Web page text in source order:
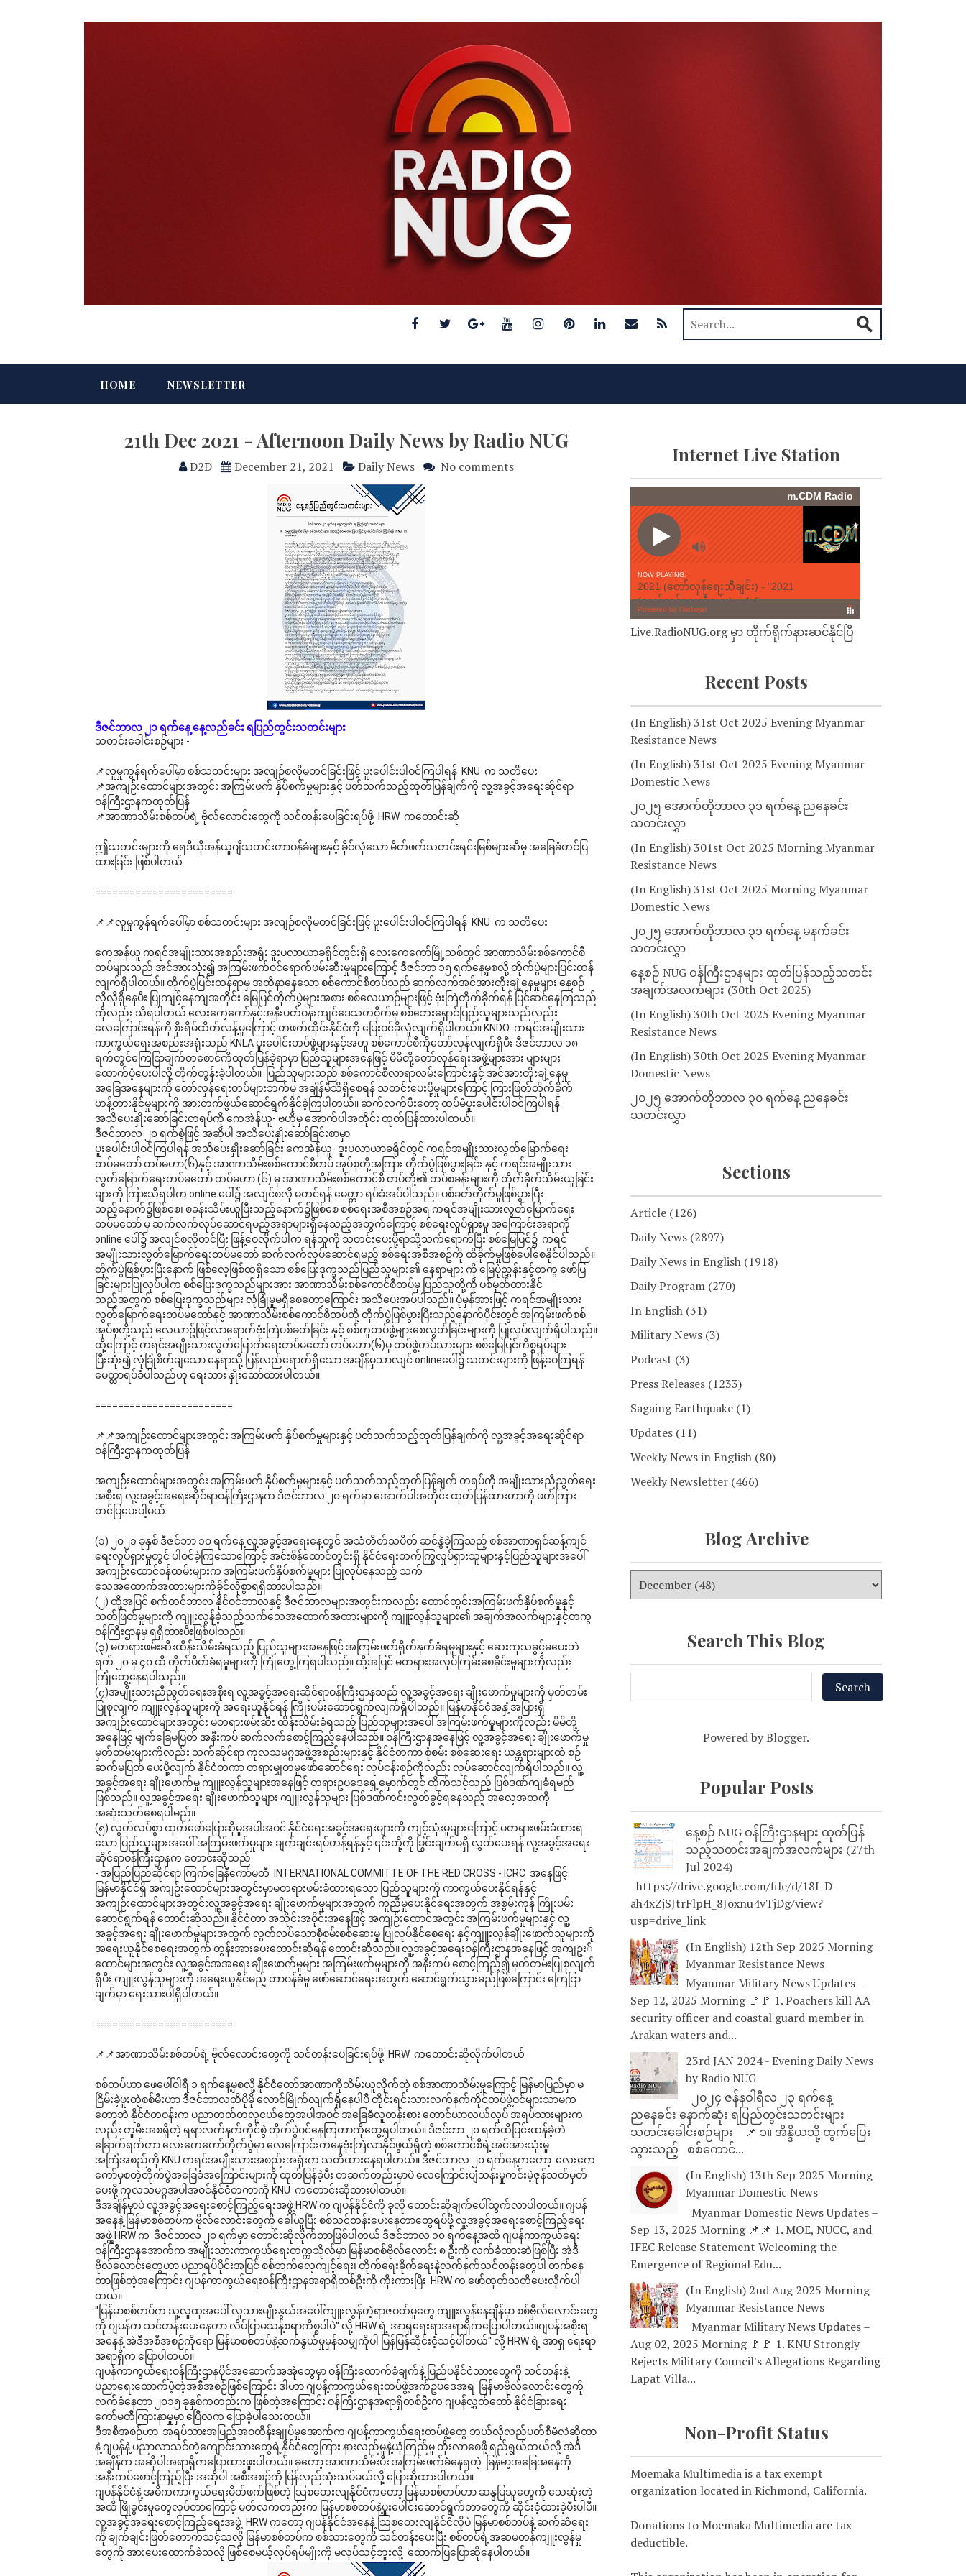
HOME NEWSLETTER
21th Dec 2021 - Afternoon Daily News by Radio NUG
D2D December 21, 2021 Daily News No comments
ဒီဇင်ဘာလ ၂၁ ရက်နေ့ နေ့လည်ခင်း ရပြည်တွင်းသတင်းများ
သတင်းခေါင်းစဉ်များ -
📌လူမှုကွန်ရက်ပေါ်မှာ စစ်သတင်းများ အလျဉ်စလိုမတင်ခြင်းဖြင့် ပူးပေါင်းပါဝင်ကြပါရန်  KNU  က သတိပေး
📌အကျဉ််းထောင်များအတွင်း အကြမ်းဖက် နှိပ်စက်မှုများနှင့် ပတ်သက်သည့်ထုတ်ပြန်ချက်ကို လူ့အခွင့်အရေးဆိုင်ရာ
ဝန်ကြီးဌာနကထုတ်ပြန်
📌အာဏာသိမ်းစစ်တပ်ရဲ့ ဗိုလ်လောင်းတွေကို သင်တန်းပေခြင်းရပ်ဖို့  HRW  ကတောင်းဆို
ဤသတင်းများကို ရေဒီယိုအန်ယူဂျီသတင်းတာဝန်ခံများနှင့် ခိုင်လုံသော မိတ်ဖက်သတင်းရင်းမြစ်များဆီမှ အခြေခံတင်ပြ
ထားခြင်း ဖြစ်ပါတယ်
========================
📌📌လူမှုကွန်ရက်ပေါ်မှာ စစ်သတင်းများ အလျဉ်စလိုမတင်ခြင်းဖြင့် ပူးပေါင်းပါဝင်ကြပါရန်  KNU  က သတိပေး
ကေအန်ယူ ကရင်အမျိုးသားအစည်းအရုံး ဒူးပလာယာခရိုင်တွင်းရှိ လေးကေကော်မြို့သစ်တွင် အာဏာသိမ်းစစ်ကောင်စီ
တပ်များသည် အင်အားသုံး၍ အကြမ်းဖက်ဝင်ရောက်ဖမ်းဆီးမှုများကြောင့် ဒီဇင်ဘာ ၁၅ ရက်နေ့မှစလို့ တိုက်ပွဲများပြင်းထန်
လျက်ရှိပါတယ်။ တိုက်ပွဲပြင်းထန်ရာမှ အထိနာနေသော စစ်ကောင်စီတပ်သည် ဆက်လက်အင်အားတိုးချဲ့နေမှုများ နေ့စဉ်
လိုလိုရှိနေပီး ပြုကျင့်နေကျအတိုင်း မြေပြင်တိုက်ပွဲများအစား စစ်လေယာဉ်များဖြင့် ဗုံးကြဲတိုက်ခိုက်ရန် ပြင်ဆင်နေကြသည်
ကိုလည်း သိရပါတယ် လေးကေ့ကော်နှင့်အနီးပတ်ဝန်းကျင်ဒေသတဝိုက်မှ စစ်ဘေးရှောင်ပြည်သူများသည်လည်း
လေကြောင်းရန်ကို စိုးရိမ်ထိတ်လန့်မှုကြောင့် တဖက်ထိုင်းနိုင်ငံကို ပြေးဝင်ခိုလှုံလျက်ရှိပါတယ်။ KNDO  ကရင်အမျိုးသား
ကာကွယ်ရေးအစည်းအရုံးသည် KNLA ပူးပေါင်းတပ်ဖွဲ့များနှင့်အတူ စစ်ကောင်စီကိုတော်လှန်လျက်ရှိပီး ဒီဇင်ဘာလ ၁၈
ရက်တွင်ကြေငြာချက်တစောင်ကိုထုတ်ပြန်ခဲ့ရာမှာ ပြည်သူများအနေဖြင့် မိမိတို့တော်လှန်ရေးအဖွဲ့များအား များများ
ထောက်ပံ့ပေးပါလို့ တိုက်တွန်းခဲ့ပါတယ်။  ပြည်သူများသည် စစ်ကောင်စီလာရာလမ်းကြောင်းနှင့် အင်အားတိုးချဲ့နေမှု
အခြေအနေများကို တော်လှန်ရေးတပ်များဘက်မှ အချိန်မီသိရှိစေရန် သတင်းပေးပို့မှုများကြောင့် ကြားဖြတ်တိုက်ခိုက်
ဟန့်တားနိုင်မှုများကို အားတက်ဖွယ်ဆောင်ရွက်နိုင်ခဲ့ကြပါတယ်။ ဆက်လက်ပီးတော့ ထပ်မံပူးပေါင်းပါဝင်ကြပါရန်
အသိပေးနှိုးဆော်ခြင်းတရပ်ကို ကေအဲန်ယူ- ဗဟိုမှ အောက်ပါအတိုင်း ထုတ်ပြန်ထားပါတယ်။
ဒီဇင်ဘာလ ၂၀ ရက်စွဲဖြင့် အဆိုပါ အသိပေးနှိုးဆော်ခြင်းစာမှာ
ပူးပေါင်းပါဝင်ကြပါရန် အသိပေးနှိုးဆော်ခြင်း ကေအဲန်ယူ- ဒူးပလာယာခရိုင်တွင် ကရင်အမျိုးသားလွတ်မြောက်ရေး
တပ်မတော် တပ်မဟာ(၆)နှင့် အာဏာသိမ်းစစ်ကောင်စီတပ် အုပ်စုတို့အကြား တိုက်ပွဲဖြစ်ပွားခြင်း နှင့် ကရင်အမျိုးသား
လွတ်မြောက်ရေးတပ်မတော် တပ်မဟာ (၆) မှ အာဏာသိမ်းစစ်ကောင်စီ တပ်တို့၏ တပ်စခန်းများကို တိုက်ခိုက်သိမ်းယူခြင်း
များကို ကြားသိရပါက online ပေါ်၌ အလျင်စလို မတင်ရန် မေတ္တာ ရပ်ခံအပ်ပါသည်။ ပစ်ခတ်တိုက်မှုဖြစ်ပွားပြီး
သည့်နောက်၌ဖြစ်စေ၊ စခန်းသိမ်းယူပြီးသည့်နောက်၌ဖြစ်စေ စစ်ရေးအစီအစဥ်အရ ကရင်အမျိုးသားလွတ်မြောက်ရေး
တပ်မတော် မှ ဆက်လက်လုပ်ဆောင်ရမည့်အရာများရှိနေသည့်အတွက်ကြောင့် စစ်ရေးလှုပ်ရှားမှု အကြောင်းအရာကို
online ပေါ်၌ အလျင်စလိုတင်ပြီး ဖြန့်ဝေလိုက်ပါက ရန်သူကို သတင်းပေးပို့ရာသို့သက်ရောက်ပြီး စစ်မြေပြင်၌  ကရင်
အမျိုးသားလွတ်မြောက်ရေးတပ်မတော် ဆက်လက်လုပ်ဆောင်ရမည့် စစ်ရေးအစီအစဥ်ကို ထိခိုက်မှုဖြစ်ပေါ်စေနိုင်ပါသည်။
တိုက်ပွဲဖြစ်ပွားပြီးနောက် ဖြစ်လေ့ဖြစ်ထရှိသော စစ်ပြေးဒုက္ခသည်ပြည်သူများ၏ နေရာများ ကို မြေပုံညွှန်းနှင့်တကွ ဖော်ပြ
ခြင်းများပြုလုပ်ပါက စစ်ပြေးဒုက္ခသည်များအား အာဏာသိမ်းစစ်ကောင်စီတပ်မှ ပြည်သူတို့ကို ပစ်မှတ်ထားနိုင်
သည့်အတွက် စစ်ပြေးဒုက္ခသည်များ လုံခြုံမှုမရှိစေတော့ကြောင်း အသိပေးအပ်ပါသည်။ ပုံမှန်အားဖြင့် ကရင်အမျိုးသား
လွတ်မြောက်ရေးတပ်မတော်နှင့် အာဏာသိမ်းစစ်ကောင်စီတပ်တို့ တိုက်ပွဲဖြစ်ပွားပြီးသည့်နောက်ပိုင်းတွင် အကြမ်းဖက်စစ်
အုပ်စုတို့သည် လေယာဥ်ဖြင့်လာရောက်ဗုံးကြဲပစ်ခတ်ခြင်း နှင့် စစ်ကူတပ်ဖွဲ့များစေလွတ်ခြင်းများကို ပြုလုပ်လျက်ရှိပါသည်။
ထို့ကြောင့် ကရင်အမျိုးသားလွတ်မြောက်ရေးတပ်မတော် တပ်မဟာ(၆)မှ တပ်ဖွဲ့တပ်သားများ စစ်မြေပြင်ကိစ္စရပ်များ
ပြီးဆုံး၍ လုံခြုံစိတ်ချသော နေရာသို့ ပြန်လည်ရောက်ရှိသော အချိန်မှသာလျင် onlineပေါ်၌ သတင်းများကို ဖြန့်ဝေကြရန်
မေတ္တာရပ်ခံပါသည်ဟု ရေးသား နှိုးဆော်ထားပါတယ်။
========================
📌📌အကျဉ််းထောင်များအတွင်း အကြမ်းဖက် နှိပ်စက်မှုများနှင့် ပတ်သက်သည့်ထုတ်ပြန်ချက်ကို လူ့အခွင့်အရေးဆိုင်ရာ
ဝန်ကြီးဌာနကထုတ်ပြန်
အကျဉ််းထောင်များအတွင်း အကြမ်းဖက် နှိပ်စက်မှုများနှင့် ပတ်သက်သည့်ထုတ်ပြန်ချက် တရပ်ကို အမျိုးသားညီညွတ်ရေး
အစိုးရ လူ့အခွင့်အရေးဆိုင်ရာဝန်ကြီးဌာနက ဒီဇင်ဘာလ ၂၀ ရက်မှာ အောက်ပါအတိုင်း ထုတ်ပြန်ထားတာကို ဖတ်ကြား
တင်ပြပေးပါ့မယ်
(၁) ၂၀၂၁ ခုနှစ် ဒီဇင်ဘာ ၁၀ ရက်နေ့ လူ့အခွင့်အရေးနေ့တွင် အသံတိတ်သပိတ် ဆင်နွှဲခဲ့ကြသည့် စစ်အာဏာရှင်ဆန့်ကျင်
ရေးလှုပ်ရှားမှုတွင် ပါဝင်ခဲ့ကြသောကြောင့် အင်းစိန်ထောင်တွင်းရှိ နိုင်ငံရေးတက်ကြွလှုပ်ရှားသူများနှင့်ပြည်သူများအပေါ်
အကျဉ်းထောင်ဝန်ထမ်းများက အကြမ်းဖက်နှိပ်စက်မှုများ ပြုလုပ်နေသည့် သက်
သေအထောက်အထားများကိုခိုင်လုံစွာရရှိထားပါသည်။
(၂) ထို့အပြင် စက်တင်ဘာလ နိုင်ဝင်ဘာလနှင့် ဒီဇင်ဘာလများအတွင်းကလည်း ထောင်တွင်းအကြမ်းဖက်နှိပ်စက်မှုနှင့်
သတ်ဖြတ်မှုများကို ကျူးလွန်ခဲ့သည့်သက်သေအထောက်အထားများကို ကျူးလွန်သူများ၏ အချက်အလက်များနှင့်တကွ
ဝန်ကြီးဌာနမှ ရရှိထားပီးဖြစ်ပါသည်။
(၃) မတရားဖမ်းဆီးထိန်းသိမ်းခံရသည့် ပြည်သူများအနေဖြင့် အကြမ်းဖက်ရိုက်နှက်ခံရမှုများနှင့် ဆေးကုသခွင့်မပေးဘဲ
ရက် ၂၀ မှ ၄၀ ထိ တိုက်ပိတ်ခံရမှုများကို ကြုံတွေ့ကြရပါသည်။ ထို့အပြင် မတရားအလုပ်ကြမ်းစေခိုင်းမှုများကိုလည်း
ကြုံတွေ့နေရပါသည်။
(၄)အမျိုးသားညီညွတ်ရေးအစိုးရ လူ့အခွင့်အရေးဆိုင်ရာဝန်ကြီးဌာနသည် လူ့အခွင့်အရေး ချိုးဖောက်မှုများကို မှတ်တမ်း
ပြုစုလျက် ကျူးလွန်သူများကို အရေးယူနိုင်ရန် ကြိုးပမ်းဆောင်ရွက်လျက်ရှိပါသည်။ မြန်မာနိုင်ငံအနှံ့အပြားရှိ
အကျဉ်းထောင်များအတွင်း မတရားဖမ်းဆီး ထိန်းသိမ်းခံရသည့် ပြည်သူများအပေါ် အကြမ်းဖက်မှုများကိုလည်း မိမိတို့
အနေဖြင့် မျက်ခြေမပြတ် အနီးကပ် ဆက်လက်စောင့်ကြည့်နေပါသည်။ ဝန်ကြီးဌာနအနေဖြင့် လူ့အခွင့်အရေး ချိုးဖောက်မှု
မှတ်တမ်းများကိုလည်း သက်ဆိုင်ရာ ကုလသမဂ္ဂအဖွဲ့အစည်းများနှင့် နိုင်ငံတကာ စုံစမ်း စစ်ဆေးရေး ယန္တရားများထံ စဉ်
ဆက်မပြတ် ပေးပို့လျက် နိုင်ငံတကာ တရားမျှတမှုဖော်ဆောင်ရေး လုပ်ငန်းစဉ်ကိုလည်း လုပ်ဆောင်လျက်ရှိပါသည်။ လူ့
အခွင့်အရေး ချိုးဖောက်မှု ကျူးလွန်သူများအနေဖြင့် တရားဥပဒေရှေ့မှောက်တွင် ထိုက်သင့်သည့် ပြစ်ဒဏ်ကျခံရမည်
ဖြစ်သည်။ လူ့အခွင့်အရေး ချိုးဖောက်သူများ ကျူးလွန်သူများ ပြစ်ဒဏ်ကင်းလွတ်ခွင့်ရနေသည့် အလေ့အထကို
အဆုံးသတ်စေရပါမည်။
(၅) လွတ်လပ်စွာ ထုတ်ဖော်ပြောဆိုမှုအပါအဝင် နိုင်ငံရေးအခွင့်အရေးများကို ကျင့်သုံးမှုများကြောင့် မတရားဖမ်းခံထားရ
သော ပြည်သူများအပေါ် အကြမ်းဖက်မှုများ ချက်ချင်းရပ်တန့်ရန်နှင့် ၎င်းတို့ကို ခြွင်းချက်မရှိ လွှတ်ပေးရန် လူ့အခွင့်အရေး
ဆိုင်ရာဝန်ကြီးဌာနက တောင်းဆိုသည်
- အပြည်ပြည်ဆိုင်ရာ ကြက်ခြေနီကော်မတီ  INTERNATIONAL COMMITTE OF THE RED CROSS - ICRC  အနေဖြင့်
မြန်မာနိုင်ငံရှိ အကျဥ်းထောင်များအတွင်းမှာမတရားဖမ်းခံထားရသော ပြည်သူများကို ကာကွယ်ပေးနိုင်ရန်နှင့်
အကျဉ်းထောင်များအတွင်းလူ့အခွင့်အရေး ချိုးဖောက်မှုများအတွက် ကူညီမှုပေးနိုင်ရေးအတွက် အစွမ်းကုန် ကြိုးပမ်း
ဆောင်ရွက်ရန် တောင်းဆိုသည်။ နိုင်ငံတာ အသိုင်းအဝိုင်းအနေဖြင့် အကျဉ်းထောင်အတွင်း အကြမ်းဖက်မှုများနှင့် လူ့
အခွင့်အရေး ချိုးဖောက်မှုများအတွက် လွတ်လပ်သောစုံစမ်းစစ်ဆေးမှု ပြုလုပ်နိုင်စေရေး နှင့်ကျူးလွန်ချိုးဖောက်သူများကို
အရေးယူနိုင်စေရေးအတွက် တွန်းအားပေးတောင်းဆိုရန် တောင်းဆိုသည်။ လူ့အခွင့်အရေးဝန်ကြီးဌာနအနေဖြင့် အကျဥး်
ထောင်များအတွင်း လူ့အခွင့်အအရေး ချိုးဖောက်မှုများ အကြမ်းဖက်မှုများကို အနီးကပ် စောင့်ကြည့်၍ မှတ်တမ်းပြုစုလျက်
ရှိပီး ကျူးလွန်သူများကို အရေးယူနိုင်မည့် တာဝန်ခံမှု ဖော်ဆောင်ရေးအတွက် ဆောင်ရွက်သွားမည်ဖြစ်ကြောင်း ကြေငြာ
ချက်မှာ ရေးသားပါရှိပါတယ်။
========================
📌📌အာဏာသိမ်းစစ်တပ်ရဲ့ ဗိုလ်လောင်းတွေကို သင်တန်းပေခြင်းရပ်ဖို့  HRW  ကတောင်းဆိုလိုက်ပါတယ်
စစ်တပ်ဟာ ဖေဖေါ်ဝါရီ ၁ ရက်နေ့မှစလို့ နိုင်ငံတော်အာဏာကိုသိမ်းယူလိုက်တဲ့ စစ်အာဏာသိမ်းမှုကြောင့် မြန်မာပြည်မှာ မ
ငြိမ်းခဲ့ဖူးတဲ့စစ်မီးဟာ ဒီဇင်ဘာလထိပိုမို လောင်မြိုက်လျက်ရှိနေပါပီ တိုင်းရင်းသားလက်နက်ကိုင်တပ်ဖွဲ့ဝင်များသာမက
တော့ဘဲ နိုင်ငံတဝန်းက ပညာတတ်တလူငယ်တွေအပါအဝင် အခြေခံလူတန်းစား တောင်ယာလယ်လုပ် အရပ်သားများက
လည်း တူမီးအစရှိတဲ့ ရရာလက်နက်ကိုင်စွဲ တိုက်ပွဲဝင်နေကြတာကိုတွေ့ရပါတယ်။ ဒီဇင်ဘာ ၂၀ ရက်ထိပြင်းထန်ခဲ့တဲ
ခြောက်ရက်တာ လေးကေကော်တိုက်ပွဲမှာ လေကြောင်းကနေဗုံးကြဲလာနိုင်ဖွယ်ရှိတဲ့ စစ်ကောင်စီရဲ့အင်အားသုံးမှု
အကြံအစည်ကို KNU ကရင်အမျိုးသားအစည်းအရုံးက သတိထားနေရပါတယ်။ ဒီဇင်ဘာလ ၂၀ ရက်နေ့ကတော့  လေးကေ
ကော်မှစတဲ့တိုက်ပွဲအခြေခံအကြောင်းများကို ထုတ်ပြန်ခဲ့ပီး တဆက်တည်းမှာပဲ လေကြောင်းပျံသန်းမှုကင်းမဲ့ဇုန်သတ်မှတ်
ပေးဖို့ ကုလသမဂ္ဂအပါအဝင်နိုင်ငံတကာကို KNU  ကတောင်းဆိုထားပါတယ်။
ဒီအချိန်မှာပဲ လူ့အခွင့်အရေးစောင့်ကြည့်ရေးအဖွဲ့ HRW က ဂျပန်နိုင်ငံကို ခုလို တောင်းဆိုချက်ပေါ်ထွက်လာပါတယ်။ ဂျပန်
အနေနဲ့ မြန်မာစစ်တပ်က ဗိုလ်လောင်းတွေကို ခေါ်ယူပြီး စစ်သင်တန်းပေးနေတာတွေရပ်ဖို့ လူ့အခွင့်အရေးစောင့်ကြည့်ရေး
အဖွဲ့ HRW က  ဒီဇင်ဘာလ ၂၀ ရက်မှာ တောင်းဆိုလိုက်တာဖြစ်ပါတယ် ဒီဇင်ဘာလ ၁၀ ရက်နေ့အထိ ဂျပန်ကာကွယ်ရေး
ဝန်ကြီးဌာနအောက်က အမျိုးသားကာကွယ်ရေးတက္ကသိုလ်မှာ မြန်မာစစ်ဗိုလ်လောင်း ၈ ဦးကို လက်ခံထားဆဲဖြစ်ပြီး အဲဒီ
ဗိုလ်လောင်းတွေဟာ ပညာရပ်ပိုင်းအပြင် စစ်ဘက်လေ့ကျင့်ရေး၊ တိုက်ရေးခိုက်ရေးနဲ့လက်နက်သင်တန်းတွေပါ တက်နေ
တာဖြစ်တဲ့အကြောင်း ဂျပန်ကာကွယ်ရေးဝန်ကြီးဌာနအရာရှိတစ်ဦးကို ကိုးကားပြီး  HRW က ဖော်ထုတ်သတိပေးလိုက်ပါ
တယ်။
''မြန်မာစစ်တပ်က သူ့လူထုအပေါ် လူသားမျိုးနွယ်အပေါ်ကျူးလွန်တဲ့ရာဇဝတ်မှုတွေ ကျူးလွန်နေချိန်မှာ စစ်ဗိုလ်လောင်းတွေ
ကို ဂျပန်က သင်တန်းပေးနေတာ လိပ်ပြာမသန့်စရာကိစ္စပါပဲ'' လို့ HRW ရဲ့ အာရှရေးရာအရာရှိကပြောပါတယ်။ဂျပန်အစိုးရ
အနေနဲ့ အဲဒီအစီအစဉ်ကိုရော မြန်မာစစ်တပ်နဲ့ဆက်နွယ်မှုမှန်သမျှကိုပါ မြန်မြန်ဆိုင်းငံ့သင့်ပါတယ်'' လို့ HRW ရဲ့ အာရှ ရေးရာ
အရာရှိက ပြောပါတယ်။
ဂျပန်ကာကွယ်ရေးဝန်ကြီးဌာနပိုင်အဆောက်အအုံတွေမှာ ဝန်ကြီးထောက်ခံချက်နဲ့ ပြည်ပနိုင်ငံသားတွေကို သင်တန်းနဲ့
ပညာရေးထောက်ပံ့တဲ့အစီအစဉ်ဖြစ်ကြောင်း ဒါဟာ ဂျပန့်ကာကွယ်ရေးတပ်ဖွဲ့အက်ဥပဒေအရ  မြန်မာဗိုလ်လောင်းတွေကို
လက်ခံနေတာ ၂၀၁၅ ခုနှစ်ကတည်းက ဖြစ်တဲ့အကြောင်း ဝန်ကြီးဌာနအရာရှိတစ်ဦးက ဂျပန်လွှတ်တော် နိုင်ငံခြားရေး
ကော်မတီကြားနာမှုမှာ ဧပြီလက ပြောခဲ့ပါသေးတယ်။
ဒီအစီအစဉ်ဟာ  အရပ်သားအပြည့်အဝထိန်းချုပ်မှုအောက်က ဂျပန့်ကာကွယ်ရေးတပ်ဖွဲ့တွေ ဘယ်လိုလည်ပတ်စီမံလဲဆိုတာ
နဲ့ ဂျပန်နဲ့ ပညာလာသင်တဲ့ကျောင်းသားတွေရဲ့နိုင်ငံတွေကြား နားလည်မှုနဲ့ယုံကြည်မှု တိုးလာစေဖို့ ရည်ရွယ်တယ်လို့ အဲဒီ
အချိန်က အဆိုပါအရာရှိကပြောထားဖူးပါတယ်။ ခုတော့ အာဏာသိမ်းပီး အကြမ်းဖက်ခံနေရတဲ့  မြန်မာ့အခြေအနေကို
အနီးကပ်စောင့်ကြည့်ပြီး အဆိုပါ အစီအစဥ်ကို ပြန်လည်သုံးသပ်မယ်လို့ ပြောဆိုထားပါတယ်။
ဂျပန်နိုင်ငံနဲ့ အဓိကကာကွယ်ရေးမိတ်ဖက်ဖြစ်တဲ့ သြစတေးလျနိုင်ငံကတော့ မြန်မာစစ်တပ်ဟာ ဆန္ဒပြသူတွေကို သေဆုံးတဲ့
အထိ ဖြိုခွင်းမှုတွေလုပ်တာကြောင့် မတ်လကတည်းက မြန်မာစစ်တပ်နဲ့ပူးပေါင်းဆောင်ရွက်တာတွေကို ဆိုင်းငံ့ထားခဲ့ပီးပါပီ။
လူ့အခွင့်အရေးစောင့်ကြည့်ရေးအဖွဲ့  HRW ကတော့ ဂျပန်နိုင်ငံအနေနဲ့ သြစတေးလျနိုင်ငံလိုပဲ မြန်မာစစ်တပ်နဲ့ ဆက်ဆံရေး
ကို ချက်ချင်းဖြတ်တောက်သင့်သလို မြန်မာစစ်တပ်က စစ်သားတွေကို သင်တန်းပေးပြီး စစ်တပ်ရဲ့အဆမတန်ကျူးလွန်မှု
တွေကို အားပေးထောက်ခံသလို ဖြစ်စေမယ့်လုပ်ရပ်မျိုးကို မလုပ်သင့်ဘူးလို့  ထောက်ပြပြောဆိုနေပါတယ်။
Internet Live Station
Live.RadioNUG.org မှာ တိုက်ရိုက်နားဆင်နိုင်ပြီ
Recent Posts
(In English) 31st Oct 2025 Evening Myanmar
Resistance News
(In English) 31st Oct 2025 Evening Myanmar
Domestic News
၂၀၂၅ အောက်တိုဘာလ ၃၁ ရက်နေ့ ညနေခင်း
သတင်းလွှာ
(In English) 301st Oct 2025 Morning Myanmar
Resistance News
(In English) 31st Oct 2025 Morning Myanmar
Domestic News
၂၀၂၅ အောက်တိုဘာလ ၃၁ ရက်နေ့ မနက်ခင်း
သတင်းလွှာ
နေ့စဉ် NUG ဝန်ကြီးဌာနများ ထုတ်ပြန်သည့်သတင်း
အချက်အလက်များ (30th Oct 2025)
(In English) 30th Oct 2025 Evening Myanmar
Resistance News
(In English) 30th Oct 2025 Evening Myanmar
Domestic News
၂၀၂၅ အောက်တိုဘာလ ၃၀ ရက်နေ့ ညနေခင်း
သတင်းလွှာ
Sections
Article (126)
Daily News (2897)
Daily News in English (1918)
Daily Program (270)
In English (31)
Military News (3)
Podcast (3)
Press Releases (1233)
Sagaing Earthquake (1)
Updates (11)
Weekly News in English (80)
Weekly Newsletter (466)
Blog Archive
Search This Blog
Powered byBlogger.
Popular Posts
နေ့စဉ် NUG ဝန်ကြီးဌာနများ ထုတ်ပြန်
သည့်သတင်းအချက်အလက်များ (27th
Jul 2024)
https://drive.google.com/file/d/18I-D-
ah4xZjSJtrFlpH_8Joxnu4vTjDg/view?
usp=drive_link
(In English) 12th Sep 2025 Morning
Myanmar Resistance News
Myanmar Military News Updates –
Sep 12, 2025 Morning 🚩🚩 1. Poachers kill AA
security officer and coastal guard member in
Arakan waters and...
23rd JAN 2024 - Evening Daily News
by Radio NUG
၂၀၂၄ ဇန်နဝါရီလ ၂၃ ရက်နေ့
ညနေခင်း နောက်ဆုံး ရပြည်တွင်းသတင်းများ
သတင်းခေါင်းစဉ်များ - 📌 ၁။ အိန္ဒိယသို့ ထွက်ပြေး
သွားသည့် စစ်ကောင်...
(In English) 13th Sep 2025 Morning
Myanmar Domestic News
Myanmar Domestic News Updates –
Sep 13, 2025 Morning 📌📌 1. MOE, NUCC, and
IFEC Release Statement Welcoming the
Emergence of Regional Edu...
(In English) 2nd Aug 2025 Morning
Myanmar Resistance News
Myanmar Military News Updates –
Aug 02, 2025 Morning 🚩🚩 1. KNU Strongly
Rejects Military Council's Allegations Regarding
Lapat Villa...
Non-Profit Status
Moemaka Multimedia is a tax exempt
organization located in Richmond, California.
Donations to Moemaka Multimedia are tax
deductible.